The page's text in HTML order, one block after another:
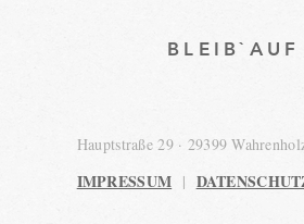
Hauptstraße 29 · 29399
IMPRESSUM |